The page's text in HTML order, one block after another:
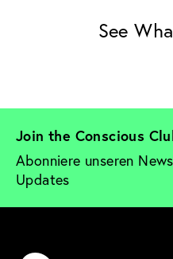
See
Join the Conscious
Abonniere unseren
Updates